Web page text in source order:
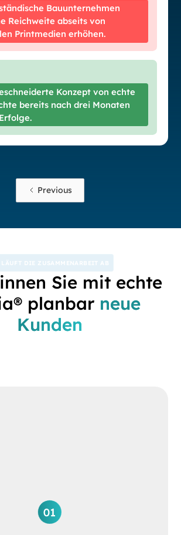
Bauunternehmen
Reichweite abseits von
Printmedien erhöhen.
Konzept von echte
bereits nach drei Monaten
Previous
LÄUFT DIE ZUSAMMENARBEIT AB
Sie mit echte
planbar neue
Kunden